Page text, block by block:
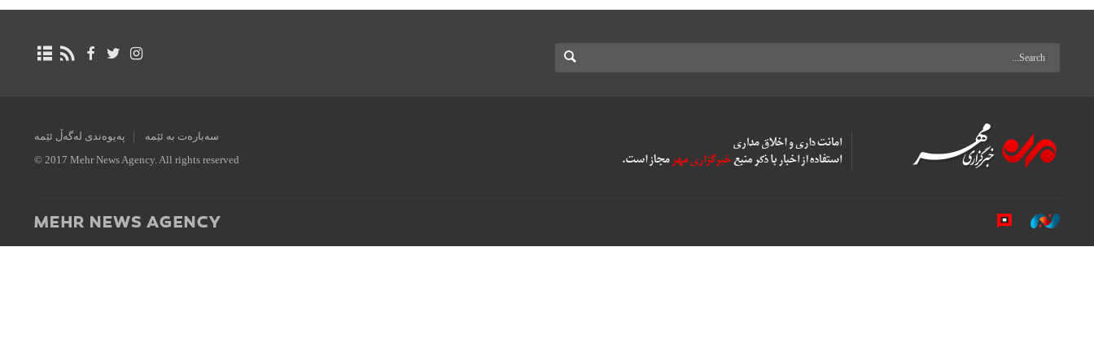
سەبارەت بە ئێمە پەیوەندی لەگەڵ ئێمە
© 2017 Mehr News Agency. All rights reserved